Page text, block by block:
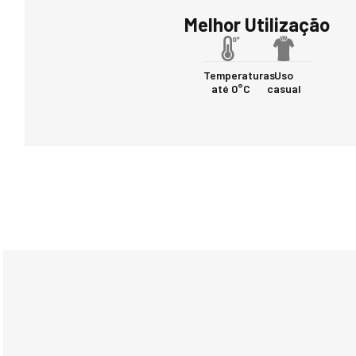
Melhor Utilização
Temperaturas
até 0°C
Uso
casual